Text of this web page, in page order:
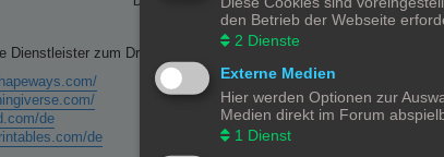
Dienstleister zum Drucken sind:
de
de
den Betrieb der Webseite
2 Dienste
Externe Medien
Hier werden Optionen zur
Medien direkt im Forum
1 Dienst